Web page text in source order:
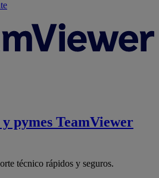
pymes TeamViewer
técnico rápidos y seguros.